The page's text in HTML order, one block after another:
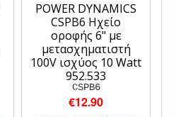
POWER DYNAMICS
CSPB6 Ηχείο
οροφής 6" με
μετασχηματιστή
100V ισχύος 10 Watt
952.533
CSPB6
€12.90